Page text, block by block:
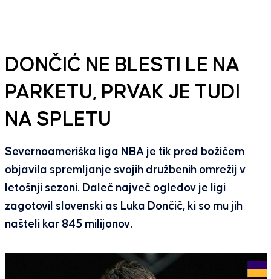
DONČIĆ NE BLESTI LE NA
PARKETU, PRVAK JE TUDI
NA SPLETU
Severnoameriška liga NBA je tik pred božičem
objavila spremljanje svojih družbenih omrežij v
letošnji sezoni. Daleč največ ogledov je ligi
zagotovil slovenski as Luka Dončič, ki so mu jih
našteli kar 845 milijonov.